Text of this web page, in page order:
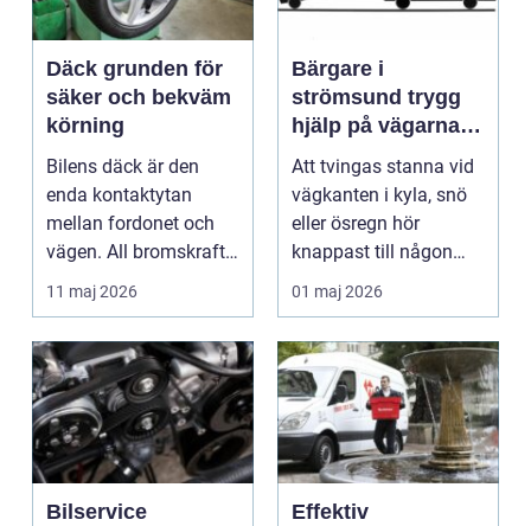
Däck grunden för
säker och bekväm
körning
Bilens däck är den
enda kontaktytan
mellan fordonet och
vägen. All bromskraft,
styrning och accelera...
11 maj 2026
Bärgare i
strömsund trygg
hjälp på vägarna
året runt
Att tvingas stanna vid
vägkanten i kyla, snö
eller ösregn hör
knappast till någon
bilägares drömscen...
01 maj 2026
Bilservice
Effektiv